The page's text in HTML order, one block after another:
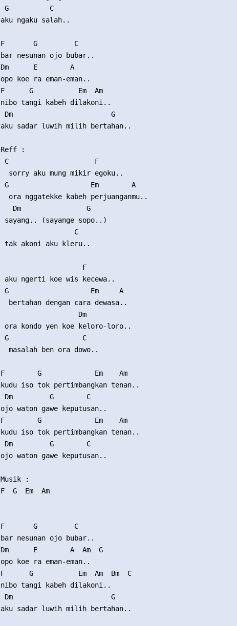
G          C
aku ngaku salah..
F       G         C
bar nesunan ojo bubar..
Dm      E        A
opo koe ra eman-eman..
F      G           Em  Am
nibo tangi kabeh dilakoni..
Dm                        G
aku sadar luwih milih bertahan..
Reff :
C                     F
  sorry aku mung mikir egoku..
G                    Em        A
  ora nggatekke kabeh perjuanganmu..
   Dm                G
sayang.. (sayange sopo..)
                  C
tak akoni aku kleru..
                    F
aku ngerti koe wis kecewa..
G                    Em     A
  bertahan dengan cara dewasa..
                   Dm
ora kondo yen koe keloro-loro..
G                  C
  masalah ben ora dowo..
F        G             Em    Am
kudu iso tok pertimbangkan tenan..
Dm         G        C
ojo waton gawe keputusan..
F        G             Em    Am
kudu iso tok pertimbangkan tenan..
Dm         G        C
ojo waton gawe keputusan..
Musik :
F  G  Em  Am
F       G         C
bar nesunan ojo bubar..
Dm      E        A  Am  G
opo koe ra eman-eman..
F      G           Em  Am  Bm  C
nibo tangi kabeh dilakoni..
Dm                        G
aku sadar luwih milih bertahan..